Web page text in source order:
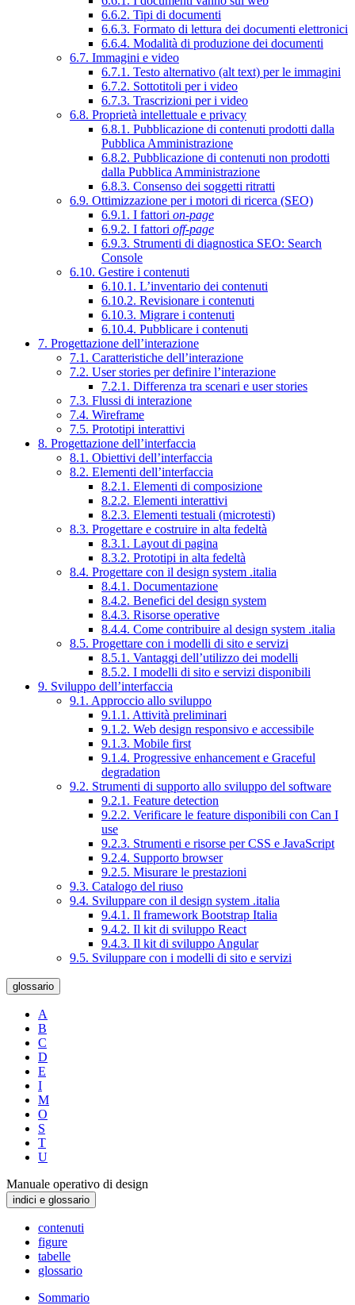
6.6.2. Tipi di documenti
6.6.3. Formato di lettura dei documenti elettronici
6.6.4. Modalità di produzione dei documenti
6.7. Immagini e video
6.7.1. Testo alternativo (alt text) per le immagini
6.7.2. Sottotitoli per i video
6.7.3. Trascrizioni per i video
6.8. Proprietà intellettuale e privacy
6.8.1. Pubblicazione di contenuti prodotti dalla
Pubblica Amministrazione
6.8.2. Pubblicazione di contenuti non prodotti
dalla Pubblica Amministrazione
6.8.3. Consenso dei soggetti ritratti
6.9. Ottimizzazione per i motori di ricerca (SEO)
6.9.1. I fattori on-page
6.9.2. I fattori off-page
6.9.3. Strumenti di diagnostica SEO: Search
Console
6.10. Gestire i contenuti
6.10.1. L’inventario dei contenuti
6.10.2. Revisionare i contenuti
6.10.3. Migrare i contenuti
6.10.4. Pubblicare i contenuti
7. Progettazione dell’interazione
7.1. Caratteristiche dell’interazione
7.2. User stories per definire l’interazione
7.2.1. Differenza tra scenari e user stories
7.3. Flussi di interazione
7.4. Wireframe
7.5. Prototipi interattivi
8. Progettazione dell’interfaccia
8.1. Obiettivi dell’interfaccia
8.2. Elementi dell’interfaccia
8.2.1. Elementi di composizione
8.2.2. Elementi interattivi
8.2.3. Elementi testuali (microtesti)
8.3. Progettare e costruire in alta fedeltà
8.3.1. Layout di pagina
8.3.2. Prototipi in alta fedeltà
8.4. Progettare con il design system .italia
8.4.1. Documentazione
8.4.2. Benefici del design system
8.4.3. Risorse operative
8.4.4. Come contribuire al design system .italia
8.5. Progettare con i modelli di sito e servizi
8.5.1. Vantaggi dell’utilizzo dei modelli
8.5.2. I modelli di sito e servizi disponibili
9. Sviluppo dell’interfaccia
9.1. Approccio allo sviluppo
9.1.1. Attività preliminari
9.1.2. Web design responsivo e accessibile
9.1.3. Mobile first
9.1.4. Progressive enhancement e Graceful
degradation
9.2. Strumenti di supporto allo sviluppo del software
9.2.1. Feature detection
9.2.2. Verificare le feature disponibili con Can I
use
9.2.3. Strumenti e risorse per CSS e JavaScript
9.2.4. Supporto browser
9.2.5. Misurare le prestazioni
9.3. Catalogo del riuso
9.4. Sviluppare con il design system .italia
9.4.1. Il framework Bootstrap Italia
9.4.2. Il kit di sviluppo React
9.4.3. Il kit di sviluppo Angular
9.5. Sviluppare con i modelli di sito e servizi
glossario
A
B
C
D
E
I
M
O
S
T
U
Manuale operativo di design
indici e glossario
contenuti
figure
tabelle
glossario
Sommario